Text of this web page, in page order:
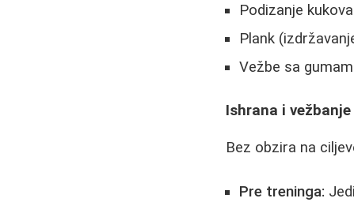
Podizanje
Plank
Vežbe sa
Ishrana i vežbanje
Bez obzira na
Pre treninga: